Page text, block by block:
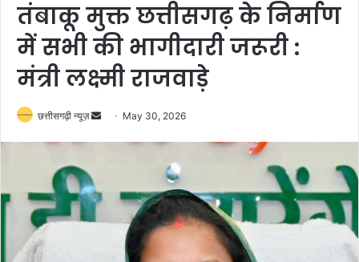
तंबाकू मुक्त छत्तीसगढ़ के निर्माण
में सभी की भागीदारी जरूरी :
मंत्री लक्ष्मी राजवाड़े
छत्तीसगढ़ी न्यूज़
Send May 30, 2026